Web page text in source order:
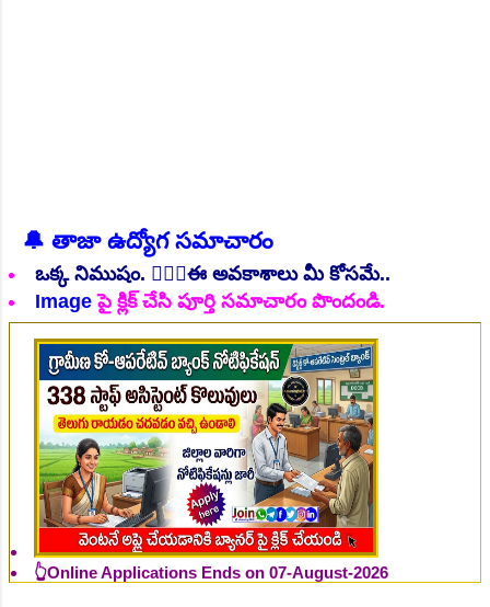
🔔 తాజా ఉద్యోగ సమాచారం
ఒక్క నిముషం. 💁🏻‍♂️ఈ అవకాశాలు మీ కోసమే..
Imageపై క్లిక్ చేసి పూర్తి సమాచారం పొందండి.
👆Online Applications Ends on 06-August-2026
👆Online Applications Ends on 07-August-2026